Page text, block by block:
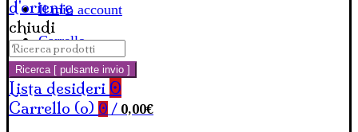
Il mio account
Carrello
chiudi
Cerca:
Ricerca [ pulsante invio ]
Lista desideri 0
Carrello (o) 0 / 0,00€